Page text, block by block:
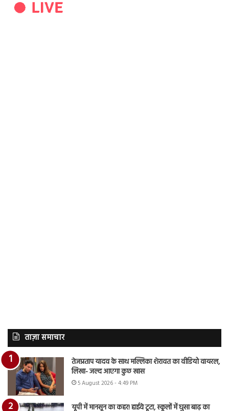
ताज़ा समाचार
तेजप्रताप यादव के साथ मल्लिका शेरावत का वीडियो वायरल,
लिखा- जल्द आएगा कुछ खास
5 August 2026 - 4:49 PM
यूपी में मानसून का कहर! हाईवे टूटा, स्कूलों में घुसा बाढ़ का